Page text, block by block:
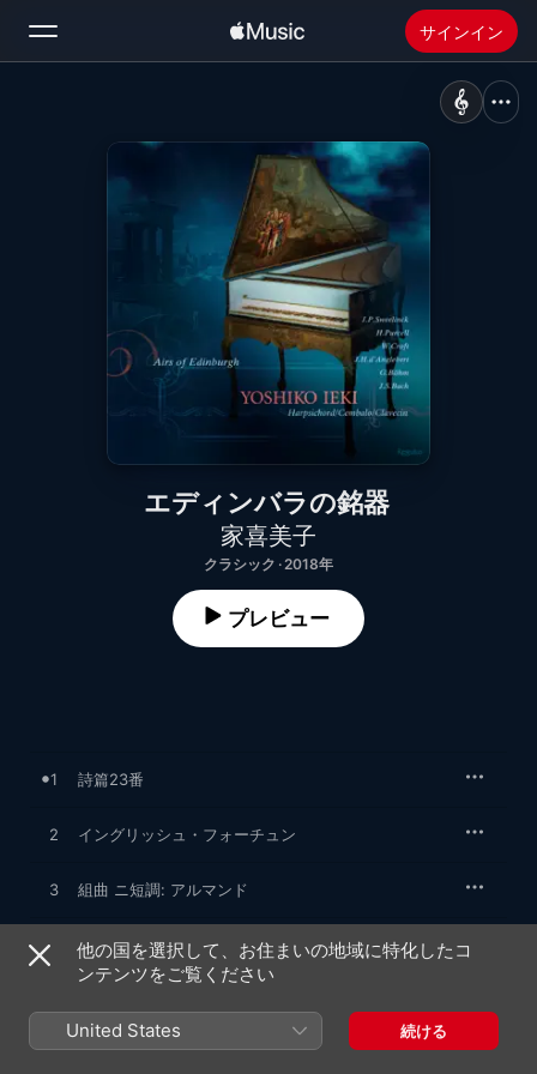
サインイン
新着おすすめ
Apple Musicをインストール
エディンバラの銘器
家喜美子
クラシック · 2018年
プレビュー
1 詩篇23番
2 イングリッシュ・フォーチュン
3 組曲 ニ短調: アルマンド
4 組曲 ニ短調: コラント
6 組曲 ヘ長調: アルマンド
他の国を選択して、お住まいの地域に特化したコ
ンテンツをご覧ください
United States 続ける